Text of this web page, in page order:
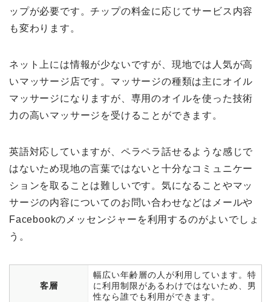
ップが必要です。チップの料金に応じてサービス内容
も変わります。
ネット上には情報が少ないですが、現地では人気が高
いマッサージ店です。マッサージの種類は主にオイル
マッサージになりますが、専用のオイルを使った技術
力の高いマッサージを受けることができます。
英語対応していますが、ペラペラ話せるような感じで
はないため現地の言葉ではないと十分なコミュニケー
ションを取ることは難しいです。気になることやマッ
サージの内容についてのお問い合わせなどはメールや
Facebookのメッセンジャーを利用するのがよいでしょ
う。
客層
幅広い年齢層の人が利用しています。特
に利用制限があるわけではないため、男
性なら誰でも利用ができます。